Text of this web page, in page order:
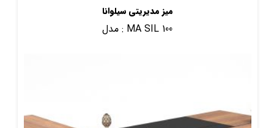
میز مدیریتی سیلوانا
مدل : MA SIL 100